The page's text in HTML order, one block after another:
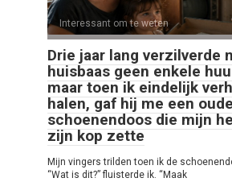
Interessant om te weten
Drie jaar lang verzilverde
huisbaas geen enkele
maar toen ik eindelijk
halen, gaf hij me een
schoenendoos die mijn
zijn kop zette
Mijn vingers trilden toen ik de
“Wat is dit?” fluisterde ik. “Maak